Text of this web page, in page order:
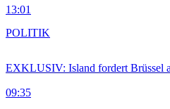
13:01
EXKLUSIV: Island fordert Brüssel
09:35
POLITIK